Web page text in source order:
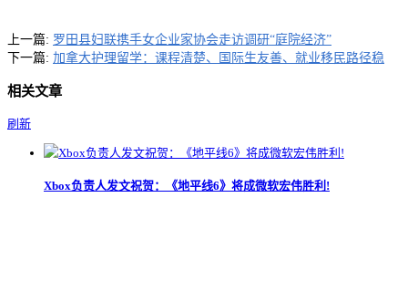
上一篇: 罗田县妇联携手女企业家协会走访调研“庭院经济”
下一篇: 加拿大护理留学：课程清楚、国际生友善、就业移民路径稳
相关文章
刷新
Xbox负责人发文祝贺：《地平线6》将成微软宏伟胜利!